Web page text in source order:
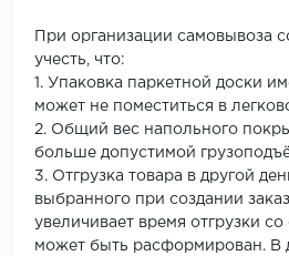
При организации самовывоза
учесть, что:
1. Упаковка паркетной доски
может не поместиться в
2. Общий вес напольного
больше допустимой
3. Отгрузка товара в другой
выбранного при создании
увеличивает время отгрузки со
может быть расформирован. В